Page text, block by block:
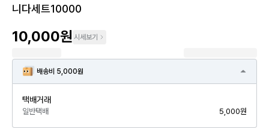
니다세트10000
10,000원 시세보기
배송비 5,000원
택배거래
일반택배 5,000원